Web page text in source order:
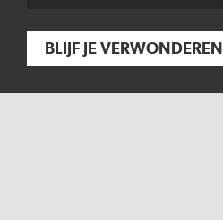
BLIJF JE VERWONDEREN